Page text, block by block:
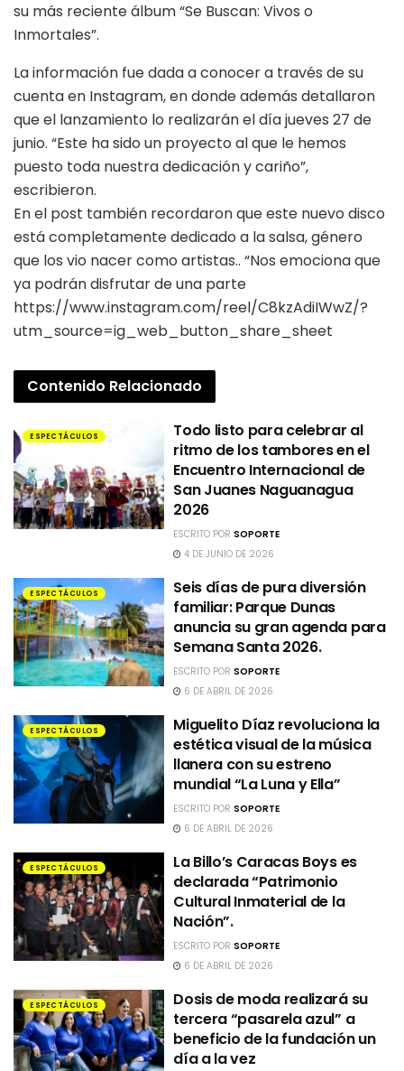
su más reciente álbum “Se Buscan: Vivos o
Inmortales”.
La información fue dada a conocer a través de su
cuenta en Instagram, en donde además detallaron
que el lanzamiento lo realizarán el día jueves 27 de
junio. “Este ha sido un proyecto al que le hemos
puesto toda nuestra dedicación y cariño”,
escribieron.
En el post también recordaron que este nuevo disco
está completamente dedicado a la salsa, género
que los vio nacer como artistas.. “Nos emociona que
ya podrán disfrutar de una parte
https://www.instagram.com/reel/C8kzAdiIWwZ/?
utm_source=ig_web_button_share_sheet
Contenido Relacionado
ESPECTÁCULOS
Todo listo para celebrar al
ritmo de los tambores en el
Encuentro Internacional de
San Juanes Naguanagua
2026
ESCRITO PORSOPORTE
4 DE JUNIO DE 2026
ESPECTÁCULOS
Seis días de pura diversión
familiar: Parque Dunas
anuncia su gran agenda para
Semana Santa 2026.
ESCRITO PORSOPORTE
6 DE ABRIL DE 2026
ESPECTÁCULOS
Miguelito Díaz revoluciona la
estética visual de la música
llanera con su estreno
mundial “La Luna y Ella”
ESCRITO PORSOPORTE
6 DE ABRIL DE 2026
ESPECTÁCULOS
La Billo’s Caracas Boys es
declarada “Patrimonio
Cultural Inmaterial de la
Nación”.
ESCRITO PORSOPORTE
6 DE ABRIL DE 2026
ESPECTÁCULOS
Dosis de moda realizará su
tercera “pasarela azul” a
beneficio de la fundación un
día a la vez